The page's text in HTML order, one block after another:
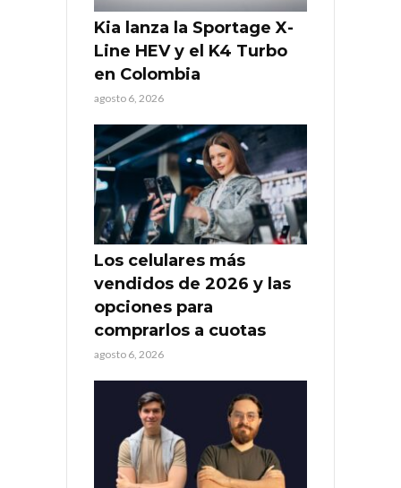
Kia lanza la Sportage X-
Line HEV y el K4 Turbo
en Colombia
agosto 6, 2026
Los celulares más
vendidos de 2026 y las
opciones para
comprarlos a cuotas
agosto 6, 2026